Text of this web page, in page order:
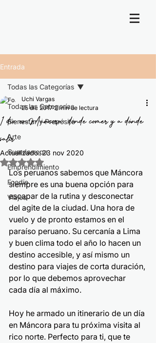
Entrada
Todas las Categorías
Bienestar y Propósito
Arte
Guardarropa
Emprendimiento
Foodie
Viajes
Todas las Categorías
1 día en Máncora: dónde comer y a dónde
salir
Uchi Vargas
25 dic 2017 2 min de lectura
Actualizado:23 nov 2020
Obtuvo NaN de 5 estrellas.
Los peruanos sabemos que Máncora
siempre es una buena opción para
escapar de la rutina y desconectar
del agite de la ciudad. Una hora de
vuelo y de pronto estamos en el
paraíso peruano. Su cercanía a Lima
y buen clima todo el año lo hacen un
destino accesible, y así mismo un
destino para viajes de corta duración,
por lo que debemos aprovechar
cada día al máximo.
Hoy he armado un itinerario de un día
en Máncora para tu próxima visita al
rico norte. Perfecto para ti, que te